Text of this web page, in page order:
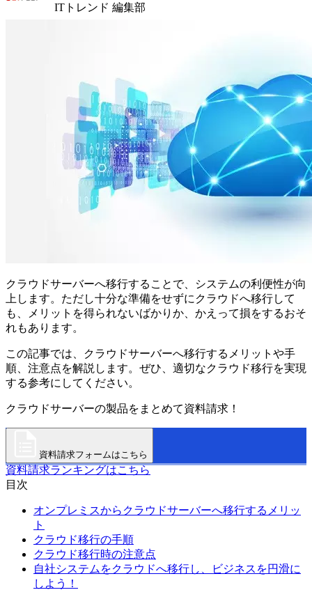
ITトレンド 編集部
クラウドサーバーへ移行することで、システムの利便性が向
上します。ただし十分な準備をせずにクラウドへ移行して
も、メリットを得られないばかりか、かえって損をするおそ
れもあります。
この記事では、クラウドサーバーへ移行するメリットや手
順、注意点を解説します。ぜひ、適切なクラウド移行を実現
する参考にしてください。
クラウドサーバーの製品をまとめて資料請求！
資料請求フォームはこちら
資料請求ランキングはこちら
目次
オンプレミスからクラウドサーバーへ移行するメリッ
ト
クラウド移行の手順
クラウド移行時の注意点
自社システムをクラウドへ移行し、ビジネスを円滑に
しよう！